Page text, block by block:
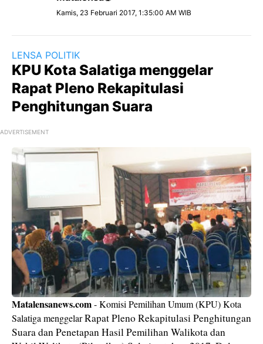
Kamis, 23 Februari 2017, 1:35:00 AM WIB
LENSA POLITIK
KPU Kota Salatiga menggelar
Rapat Pleno Rekapitulasi
Penghitungan Suara
ADVERTISEMENT
Matalensanews.com- Komisi Pemilihan Umum (KPU) Kota
Salatiga menggelarRapat Pleno Rekapitulasi Penghitungan
Suara dan Penetapan Hasil Pemilihan Walikota dan